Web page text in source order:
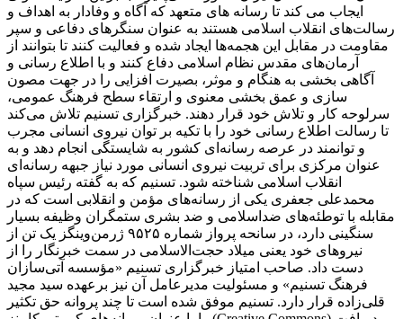
ایجاب می کند تا رسانه های متعهد که آگاه و وفادار به اهداف و
رسالت‌های انقلاب اسلامی هستند به عنوان سنگرهای دفاعی و سپر
مقاومت در مقابل این هجمه‌ها ایجاد شده و فعالیت کنند تا بتوانند از
آرمان‌های مقدس نظام اسلامی دفاع کنند و با اطلاع رسانی و
آگاهی بخشی به هنگام و موثر، بصیرت افزایی را در جهت مصون
سازی و عمق بخشی معنوی و ارتقاء سطح فرهنگ عمومی،
سرلوحه کار و تلاش خود قرار دهند. خبرگزاری تسنیم تلاش می‌کند
تا رسالت اطلاع رسانی خود را با تکیه بر توان نیروی انسانی مجرب
و توانمند در عرصه رسانه‌ای کشور به شایستگی انجام دهد و به
عنوان مرکزی برای تربیت نیروی انسانی مورد نیاز جبهه رسانه‌ای
انقلاب اسلامی شناخته شود. تسنیم که به گفته رئیس سپاه
محمدعلی جعفری یکی از رسانه‌های مؤمن و انقلابی است که در
مقابله با توطئه‌های ضداسلامی و ضد بشری ستمگران وظیفه بسیار
سنگینی دارد، در سانحه پرواز شماره ۹۵۲۵ ژرمن‌وینگز یک تن از
نیروهای خود یعنی میلاد حجت‌الاسلامی در سمت خبرنگار را از
دست داد. صاحب امتیاز خبرگزاری تسنیم «مؤسسه آتی‌سازان
فرهنگ تسنیم» و مسئولیت مدیرعامل آن نیز برعهده سید مجید
قلی‌زاده‌ قرار دارد. تسنیم موفق شده است تا چند پروانه حق تکثیر